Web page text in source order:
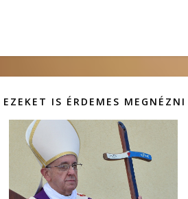
EZEKET IS ÉRDEMES MEGNÉZNI